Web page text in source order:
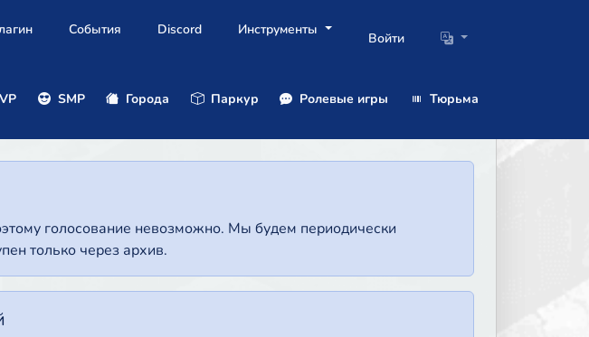
События Discord Инструменты
Войти
SMP Города Паркур Ролевые игры
Тюрьма
голосование невозможно. Мы будем периодически
только через архив.